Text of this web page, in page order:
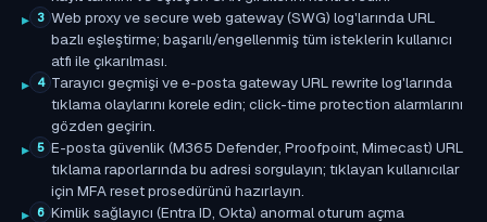
3 Web proxy ve secure web gateway (SWG) log'larında URL
bazlı eşleştirme; başarılı/engellenmiş tüm isteklerin kullanıcı
atfı ile çıkarılması.
4 Tarayıcı geçmişi ve e-posta gateway URL rewrite log'larında
tıklama olaylarını korele edin; click-time protection alarmlarını
gözden geçirin.
5 E-posta güvenlik (M365 Defender, Proofpoint, Mimecast) URL
tıklama raporlarında bu adresi sorgulayın; tıklayan kullanıcılar
için MFA reset prosedürünü hazırlayın.
6 Kimlik sağlayıcı (Entra ID, Okta) anormal oturum açma